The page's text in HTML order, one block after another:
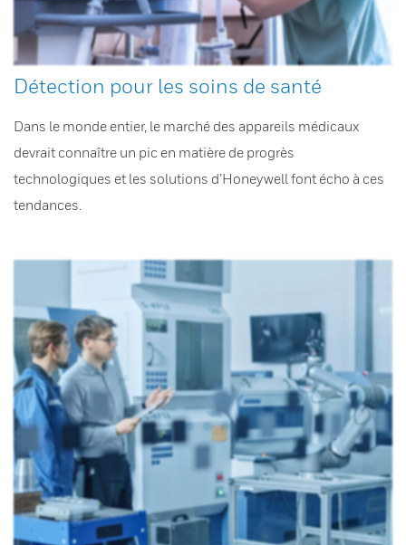
Détection pour les soins de santé
Dans le monde entier, le marché des appareils médicaux
devrait connaître un pic en matière de progrès
technologiques et les solutions d’Honeywell font écho à ces
tendances.